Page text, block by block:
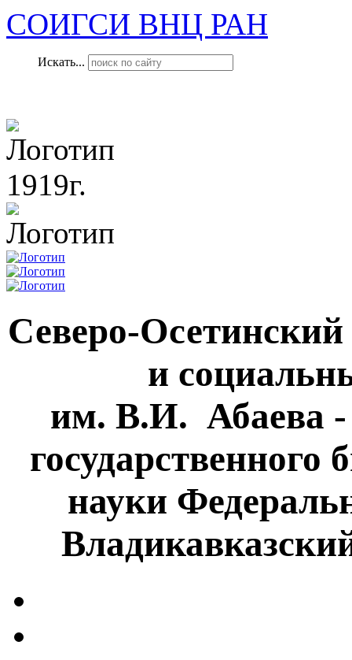
СОИГСИ ВНЦ РАН
Искать...
1919г.
Северо-
и
им. В.И. Абаева -
науки